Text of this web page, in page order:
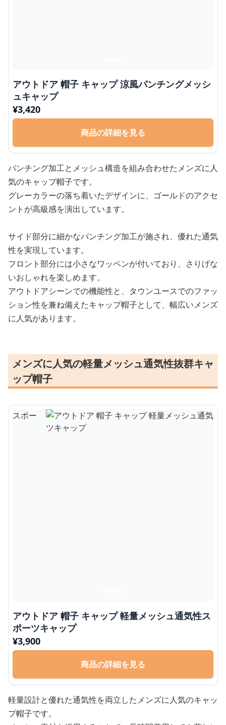
アウトドア 帽子 キャップ 涼風パンチングメッシ
ュキャップ
¥3,420
商品の詳細を見る
パンチング加工とメッシュ構造を組み合わせたメンズに人
気のキャップ帽子です。
グレーカラーの落ち着いたデザインに、ゴールドのアクセ
ントが高級感を演出しています。
サイド部分に細かなパンチング加工が施され、優れた通気
性を実現しています。
フロント部分には小さなワッペンが付いており、さりげな
いおしゃれを楽しめます。
アウトドアシーンでの機能性と、タウンユースでのファッ
ション性を兼ね備えたキャップ帽子として、幅広いメンズ
に人気があります。
メンズに人気の軽量メッシュ通気性抜群キャ
ップ帽子
アウトドア 帽子 キャップ 軽量メッシュ通気性ス
ポーツキャップ
¥3,900
商品の詳細を見る
軽量設計と優れた通気性を両立したメンズに人気のキャッ
プ帽子です。